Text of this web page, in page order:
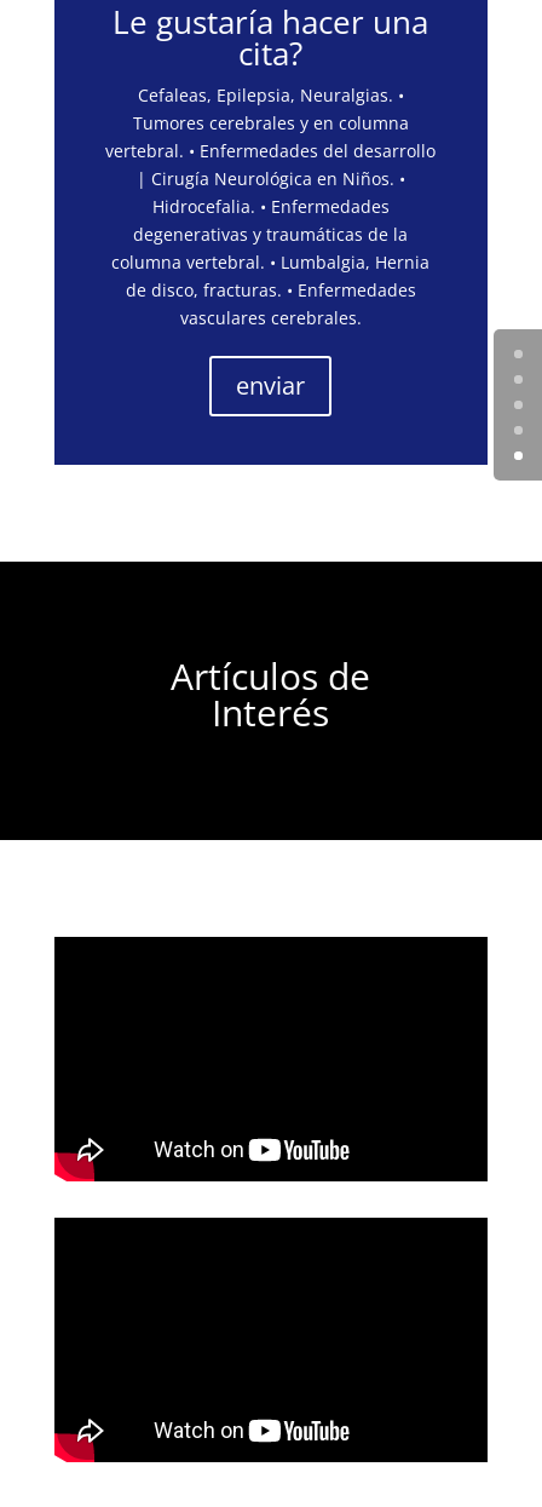
Le gustaría hacer una
cita?
Cefaleas, Epilepsia, Neuralgias. •
Tumores cerebrales y en columna
vertebral. • Enfermedades del desarrollo
| Cirugía Neurológica en Niños. •
Hidrocefalia. • Enfermedades
degenerativas y traumáticas de la
columna vertebral. • Lumbalgia, Hernia
de disco, fracturas. • Enfermedades
vasculares cerebrales.
enviar
Artículos de
Interés